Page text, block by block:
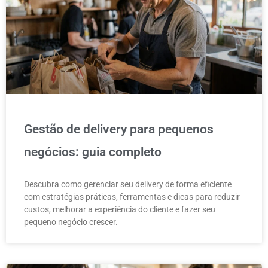
Gestão de delivery para pequenos
negócios: guia completo
Descubra como gerenciar seu delivery de forma eficiente
com estratégias práticas, ferramentas e dicas para reduzir
custos, melhorar a experiência do cliente e fazer seu
pequeno negócio crescer.